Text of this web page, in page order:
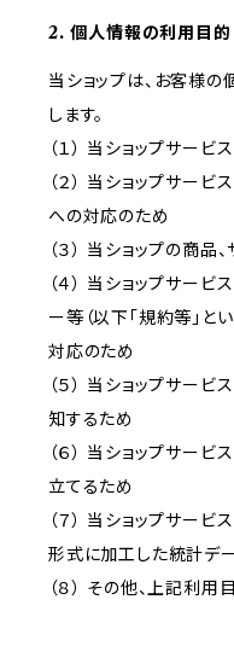
2. 個人情報の利用目的
当ショップは、お客様
します。
（１） 当ショップサービ
（２） 当ショップサー
への対応のため
（３） 当ショップの商
（４） 当ショップサービ
ー等（以下「規約等」と
対応のため
（５） 当ショップサー
知するため
（６） 当ショップサー
立てるため
（７） 当ショップサー
形式に加工した統計デ
（８） その他、上記利